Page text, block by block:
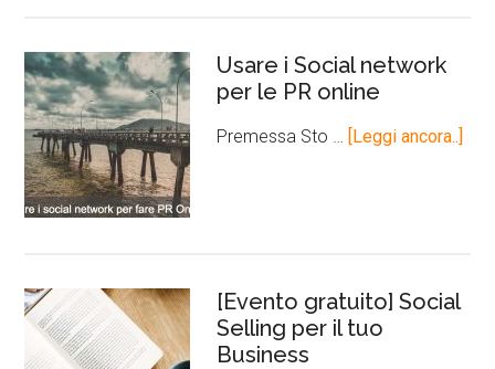
Usare i Social network
per le PR online
Premessa Sto … [Leggi ancora..]
[Evento gratuito] Social
Selling per il tuo
Business